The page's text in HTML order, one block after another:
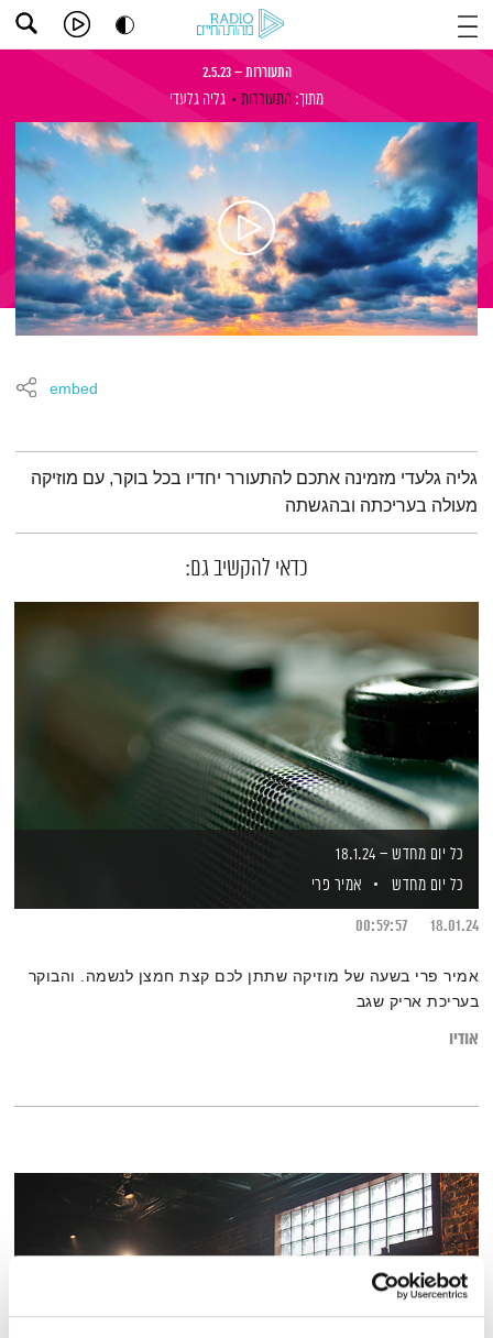
התעוררות – 2.5.23
מתוך: התעוררות גליה גלעדי
embed
תמצית הפודקאסט
גליה גלעדי מזמינה אתכם להתעורר יחדיו בכל בוקר, עם מוזיקה
מעולה בעריכתה ובהגשתה
כדאי להקשיב גם:
כל יום מחדש – 18.1.24
כל יום מחדש
אמיר פרי
18.01.24
00:59:57
אמיר פרי בשעה של מוזיקה שתתן לכם קצת חמצן לנשמה. והבוקר
בעריכת אריק שגב
אודיו